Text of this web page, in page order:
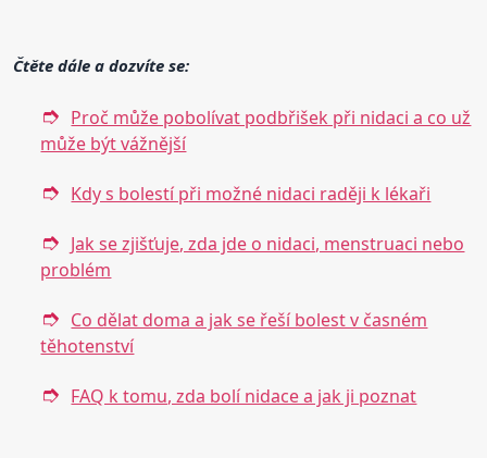
Čtěte dále a dozvíte se:
Proč může pobolívat podbřišek při nidaci a co už
může být vážnější
Kdy s bolestí při možné nidaci raději k lékaři
Jak se zjišťuje, zda jde o nidaci, menstruaci nebo
problém
Co dělat doma a jak se řeší bolest v časném
těhotenství
FAQ k tomu, zda bolí nidace a jak ji poznat